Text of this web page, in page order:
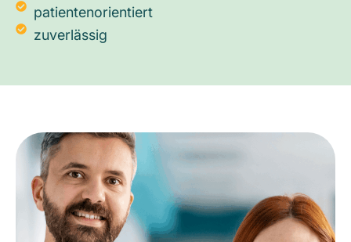
patientenorientiert
zuverlässig